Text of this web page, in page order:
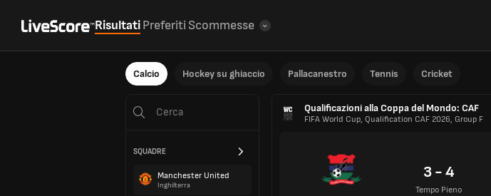
RisultatiPreferiti Scommesse
Calcio Hockey su ghiaccio Pallacanestro Tennis Cricket
SQUADRE
Manchester United
Inghilterra
Qualificazioni alla Coppa del Mondo: CAF
FIFA World Cup, Qualification CAF 2026, Group F
3 - 4
Tempo Pieno